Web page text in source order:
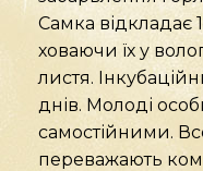
Самка відкладає
ховаючи їх у
листя.
днів. Молоді
самостійними.
переважають